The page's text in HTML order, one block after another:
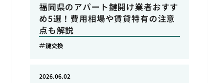
福岡県のアパート鍵開け業者おすす
め5選！費用相場や賃貸特有の注意
点も解説
鍵交換
2026.06.02